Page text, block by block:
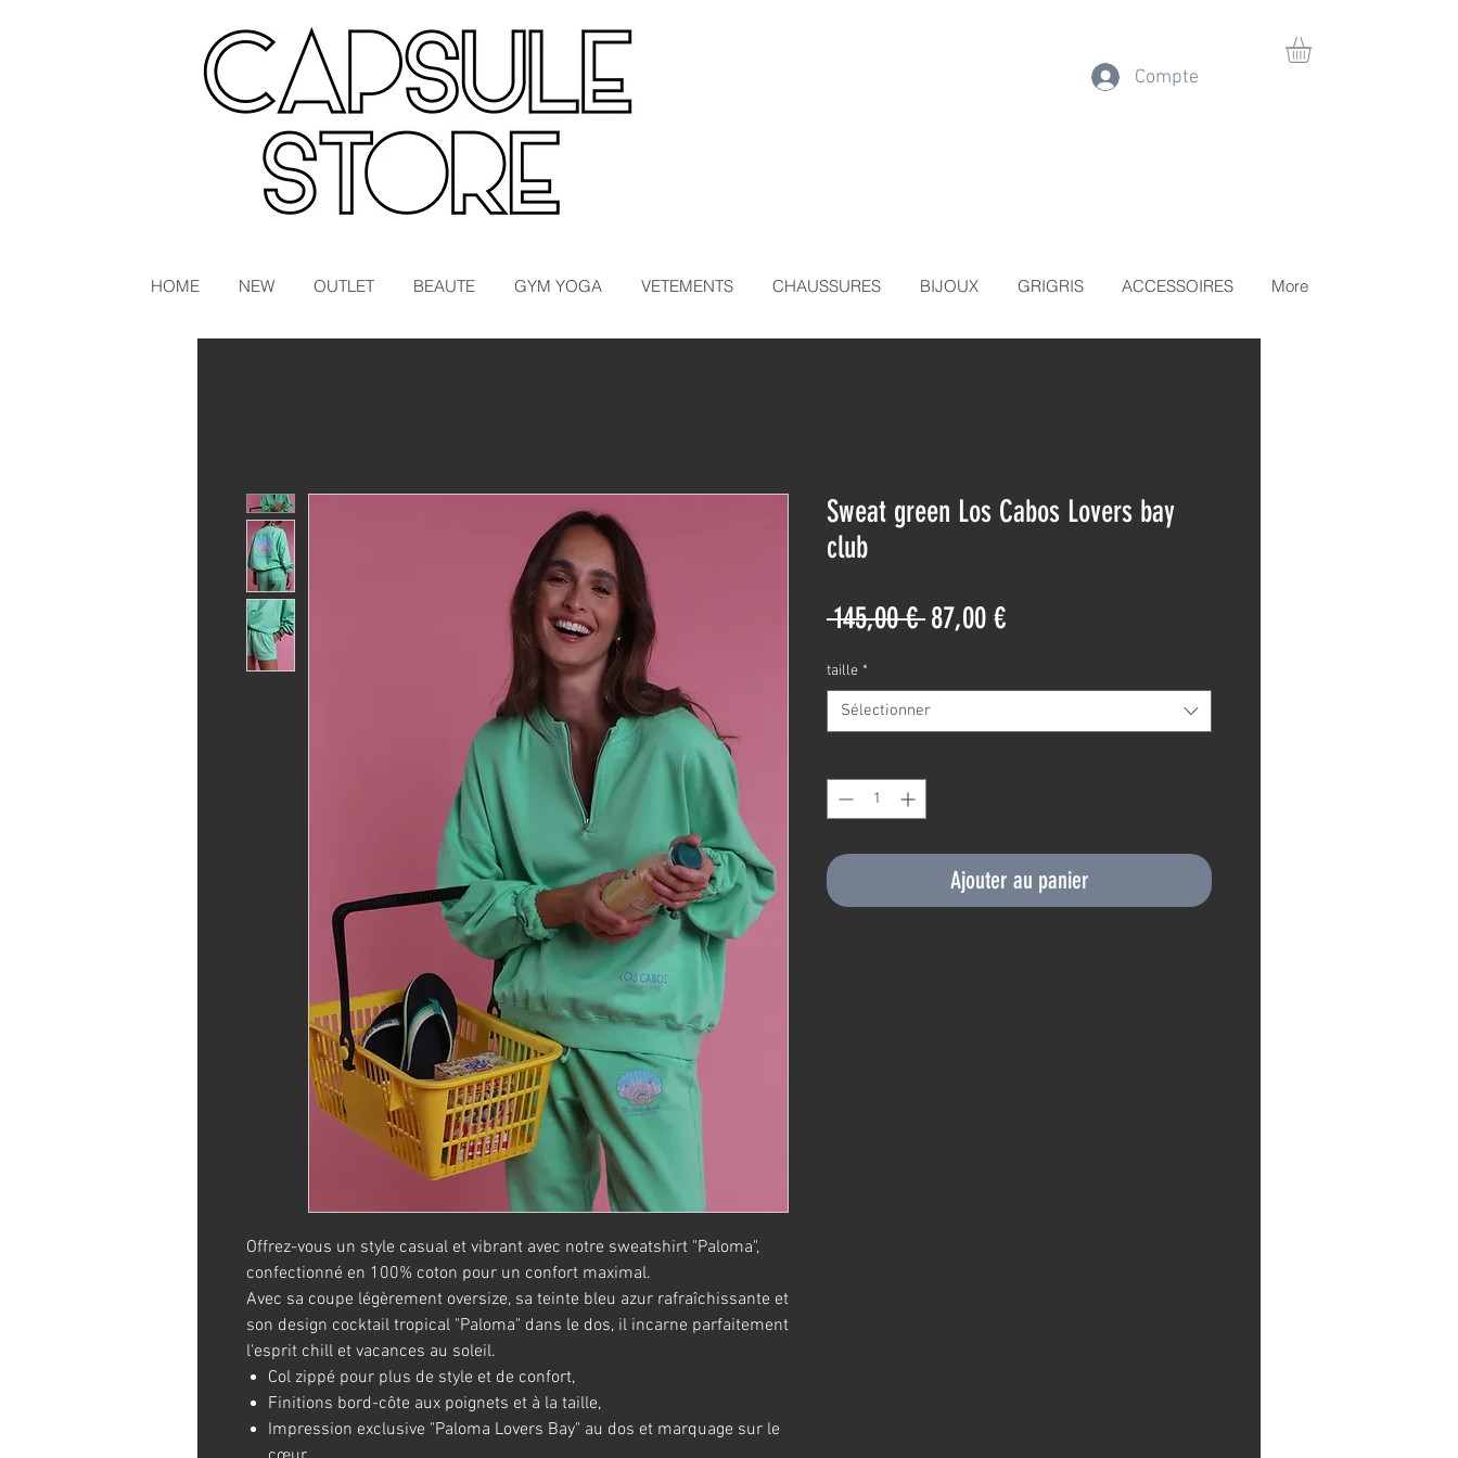
Compte
HOME NEW OUTLET BEAUTE GYM YOGA VETEMENTS CHAUSSURES BIJOUX GRIGRIS ACCESSOIRES More
Offrez-vous un style casual et vibrant avec notre sweatshirt "Paloma",
confectionné en 100% coton pour un confort maximal.
Avec sa coupe légèrement oversize, sa teinte bleu azur rafraîchissante et
son design cocktail tropical "Paloma" dans le dos, il incarne parfaitement
l'esprit chill et vacances au soleil.
Col zippé pour plus de style et de confort,
Finitions bord-côte aux poignets et à la taille,
Impression exclusive "Paloma Lovers Bay" au dos et marquage sur le
Sweat green Los Cabos Lovers bay
club
145,00 € Prix
87,00 €Prix
taille *
Sélectionner
Ajouter au panier